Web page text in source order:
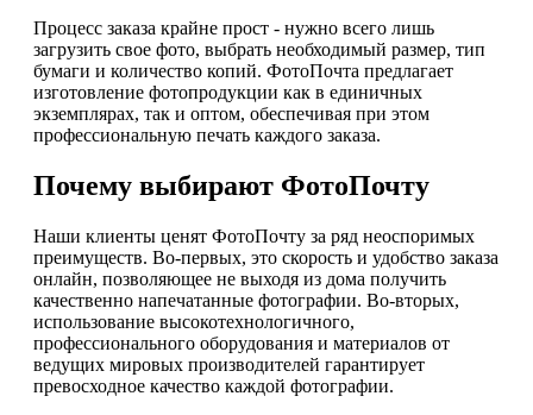
Процесс заказа крайне прост - нужно всего лишь
загрузить свое фото, выбрать необходимый размер, тип
бумаги и количество копий. ФотоПочта предлагает
изготовление фотопродукции как в единичных
экземплярах, так и оптом, обеспечивая при этом
профессиональную печать каждого заказа.
Почему выбирают ФотоПочту
Наши клиенты ценят ФотоПочту за ряд неоспоримых
преимуществ. Во-первых, это скорость и удобство заказа
онлайн, позволяющее не выходя из дома получить
качественно напечатанные фотографии. Во-вторых,
использование высокотехнологичного,
профессионального оборудования и материалов от
ведущих мировых производителей гарантирует
превосходное качество каждой фотографии.